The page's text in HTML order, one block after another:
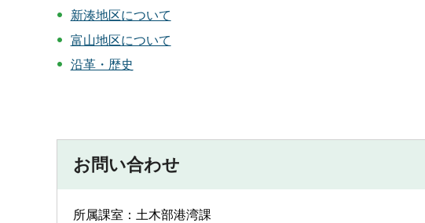
新湊地区について
富山地区について
沿革・歴史
お問い合わせ
所属課室：土木部港湾課